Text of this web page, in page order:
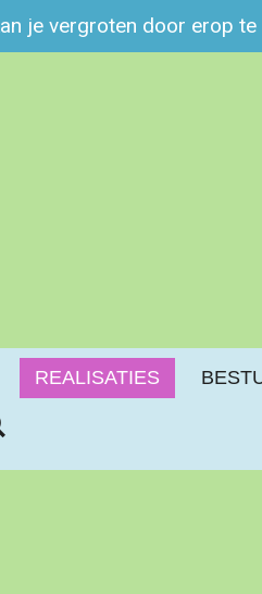
je vergroten door erop te
REALISATIES